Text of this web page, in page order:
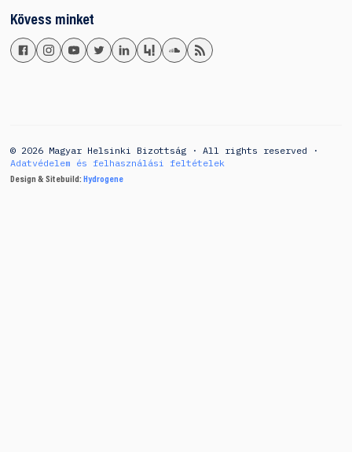
Kövess minket
© 2026 Magyar Helsinki Bizottság · All rights reserved ·
Adatvédelem és felhasználási feltételek
Design & Sitebuild:Hydrogene